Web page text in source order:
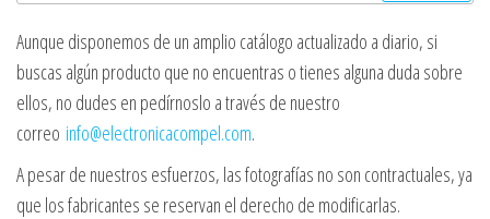
Aunque disponemos de un amplio catálogo actualizado a diario, si
buscas algún producto que no encuentras o tienes alguna duda sobre
ellos, no dudes en pedírnoslo a través de nuestro
correo info@electronicacompel.com.
A pesar de nuestros esfuerzos, las fotografías no son contractuales, ya
que los fabricantes se reservan el derecho de modificarlas.